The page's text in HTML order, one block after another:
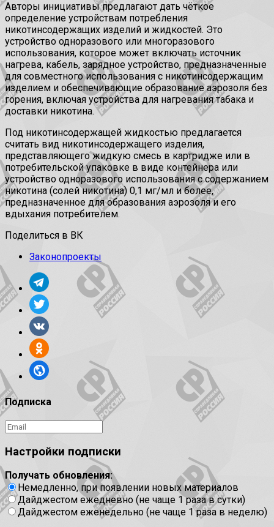
Авторы инициативы предлагают дать чёткое
определение устройствам потребления
никотинсодержащих изделий и жидкостей. Это
устройство одноразового или многоразового
использования, которое может включать источник
нагрева, кабель, зарядное устройство, предназначенные
для совместного использования с никотинсодержащим
изделием и обеспечивающие образование аэрозоля без
горения, включая устройства для нагревания табака и
доставки никотина.
Под никотинсодержащей жидкостью предлагается
считать вид никотинсодержащего изделия,
представляющего жидкую смесь в картридже или в
потребительской упаковке в виде контейнера или
устройство одноразового использования с содержанием
никотина (солей никотина) 0,1 мг/мл и более,
предназначенное для образования аэрозоля и его
вдыхания потребителем.
Поделиться в ВК
Законопроекты
Подписка
Настройки подписки
Получать обновления:
Немедленно, при появлении новых материалов
Дайджестом ежедневно (не чаще 1 раза в сутки)
Дайджестом еженедельно (не чаще 1 раза в неделю)